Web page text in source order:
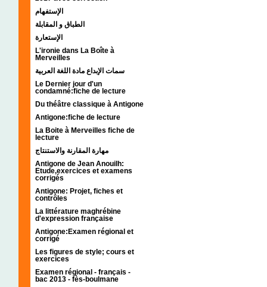
الإستفهام
الطباق و المقابلة
الإستعارة
L'ironie dans La Boîte à
Merveilles
سمات الإبداع مادة اللغة العربية
Le Dernier jour d'un
condamné:fiche de lecture
Du théâtre classique à Antigone
Antigone:fiche de lecture
La Boite à Merveilles fiche de
lecture
مهارة المقارنة والاستنتاج
Antigone de Jean Anouilh:
Etude,exercices et examens
corrigés
Antigone: Projet, fiches et
contrôles
La littérature maghrébine
d'expression française
Antigone:Examen régional et
corrigé
Les figures de style; cours et
exercices
Examen régional - français -
bac 2013 - fès-boulmane